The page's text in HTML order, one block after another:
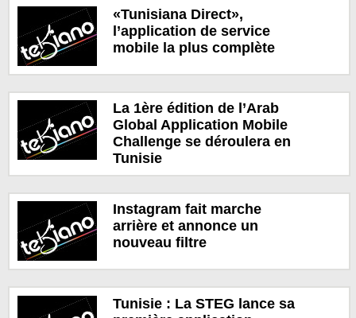
«Tunisiana Direct»,
l’application de service
mobile la plus complète
La 1ère édition de l’Arab
Global Application Mobile
Challenge se déroulera en
Tunisie
Instagram fait marche
arrière et annonce un
nouveau filtre
Tunisie : La STEG lance sa